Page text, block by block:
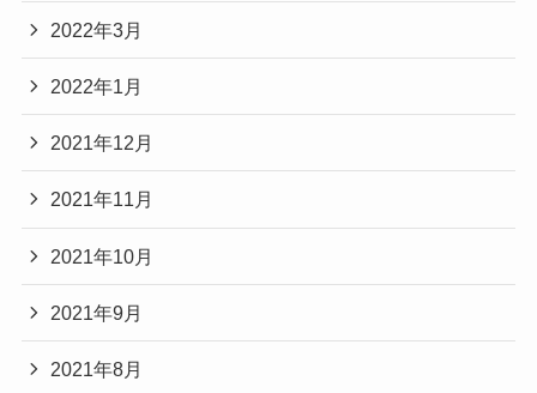
2022年3月
2022年1月
2021年12月
2021年11月
2021年10月
2021年9月
2021年8月